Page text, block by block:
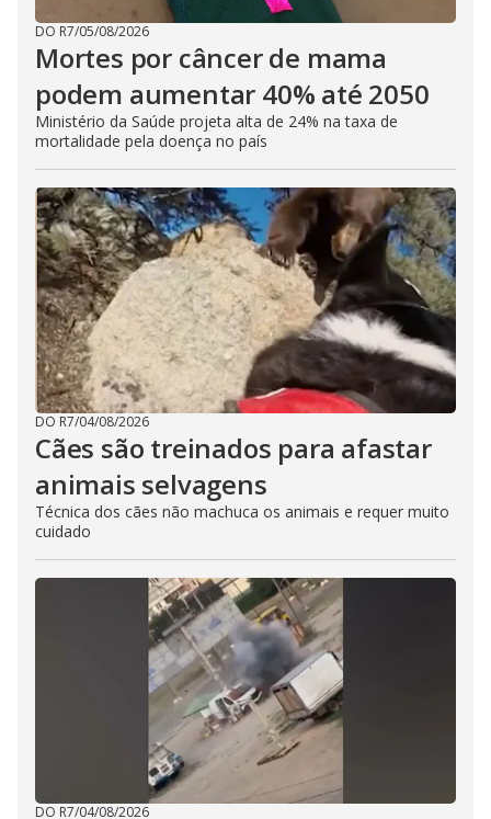
DO R7/05/08/2026
Mortes por câncer de mama
podem aumentar 40% até 2050
Ministério da Saúde projeta alta de 24% na taxa de
mortalidade pela doença no país
DO R7/04/08/2026
Cães são treinados para afastar
animais selvagens
Técnica dos cães não machuca os animais e requer muito
cuidado
DO R7/04/08/2026